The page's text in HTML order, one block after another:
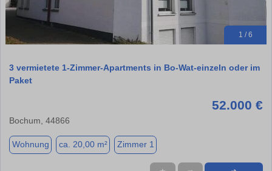
1 / 6
3 vermietete 1-Zimmer-Apartments in Bo-Wat-einzeln oder im
Paket
52.000 €
Bochum, 44866
Wohnung ca. 20,00 m² Zimmer 1